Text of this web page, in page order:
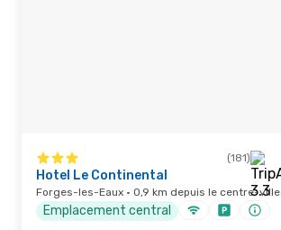
(181)
Hotel Le Continental
Forges-les-Eaux · 0,9 km depuis le centre-ville
Emplacement central